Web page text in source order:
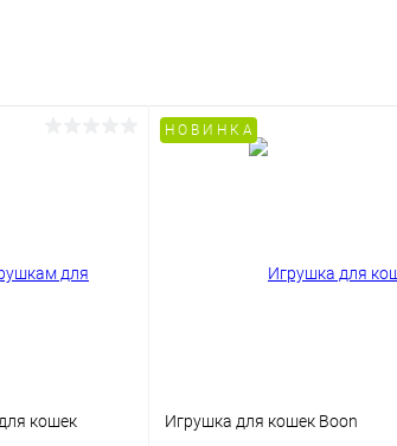
кошек
Н О В И Н К А
Игрушка для кошек Boon